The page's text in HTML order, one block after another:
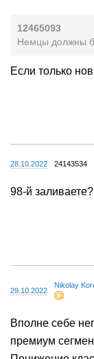
12465093
Немцы должны
Если только
28.10.2022 24143534
98-й заливаете?
29.10.2022
Nikolay
Вполне себе
премиум